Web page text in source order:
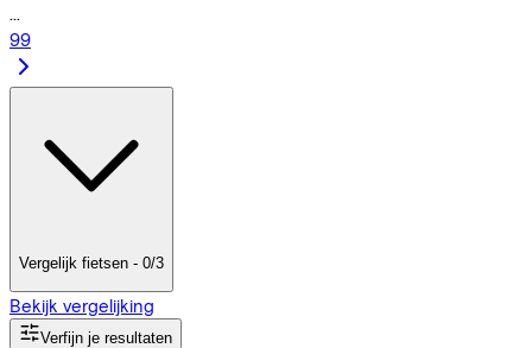
...
99
Vergelijk fietsen - 0/3
Bekijk vergelijking
Verfijn je resultaten